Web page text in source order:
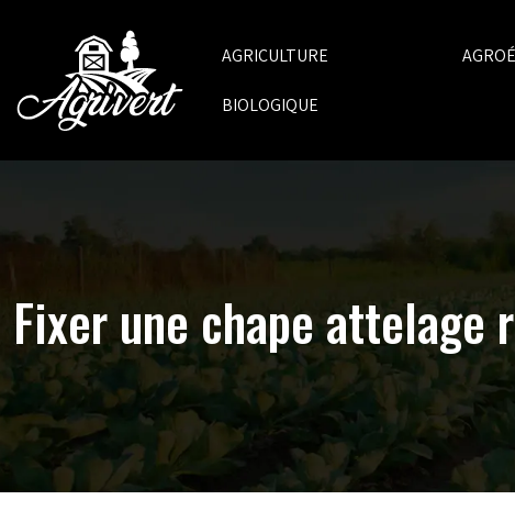
AGRICULTURE
BIOLOGIQUE
Fixer une chape attelage